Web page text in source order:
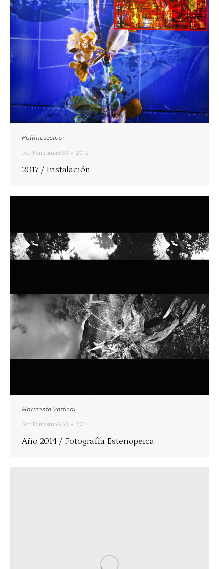
Palimpsestos
Por Fantasma863 2017
2017 / Instalación
Horizonte Vertical
Por Fantasma863 2014
Año 2014 / Fotografía Estenopeica